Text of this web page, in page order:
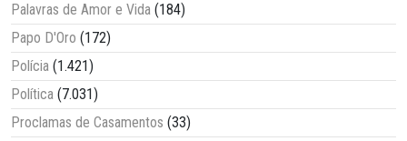
Palavras de Amor e Vida (184)
Papo D'Oro (172)
Polícia (1.421)
Política (7.031)
Proclamas de Casamentos (33)